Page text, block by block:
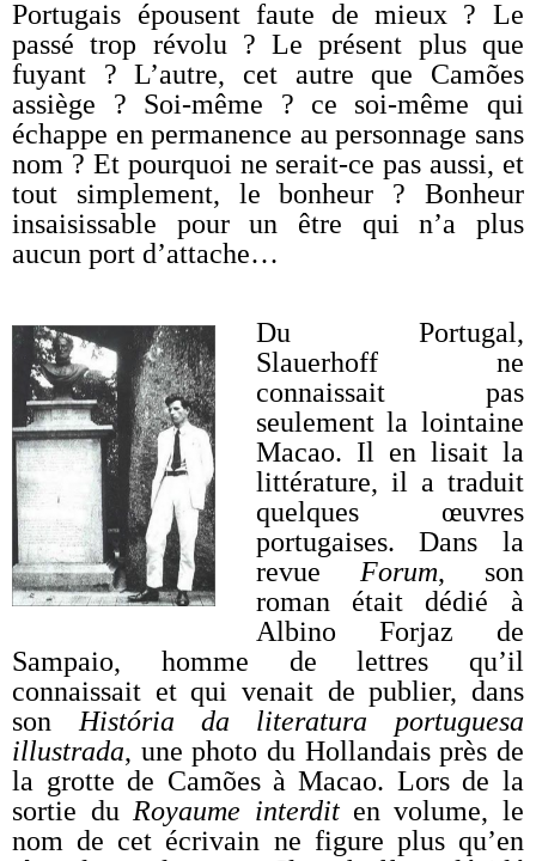
Portugais épousent faute de mieux ? Le
passé trop révolu ? Le présent plus que
fuyant ? L’autre, cet autre que Camões
assiège ? Soi-même ? ce soi-même qui
échappe en permanence au personnage sans
nom ? Et pourquoi ne serait-ce pas aussi, et
tout simplement, le bonheur ? Bonheur
insaisissable pour un être qui n’a plus
aucun port d’attache…
Du Portugal,
Slauerhoff ne
connaissait pas
seulement la lointaine
Macao. Il en lisait la
littérature, il a traduit
quelques œuvres
portugaises. Dans la
revue Forum, son
roman était dédié à
Albino Forjaz de
Sampaio, homme de lettres qu’il
connaissait et qui venait de publier, dans
son História da literatura portuguesa
illustrada, une photo du Hollandais près de
la grotte de Camões à Macao. Lors de la
sortie du Royaume interditen volume, le
nom de cet écrivain ne figure plus qu’en